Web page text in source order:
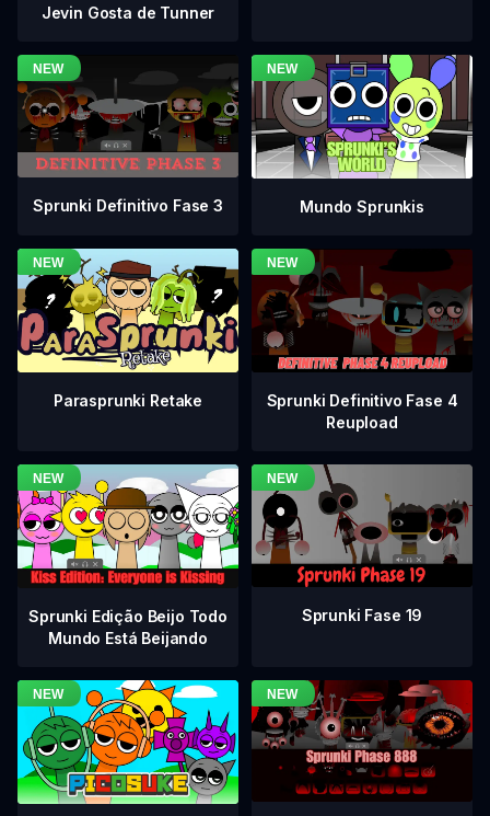
Jevin Gosta de Tunner
Sprunki Definitivo Fase 3 Mundo Sprunkis
Parasprunki Retake
Sprunki Definitivo Fase 4
Reupload
Sprunki Edição Beijo Todo
Mundo Está Beijando
Sprunki Fase 19